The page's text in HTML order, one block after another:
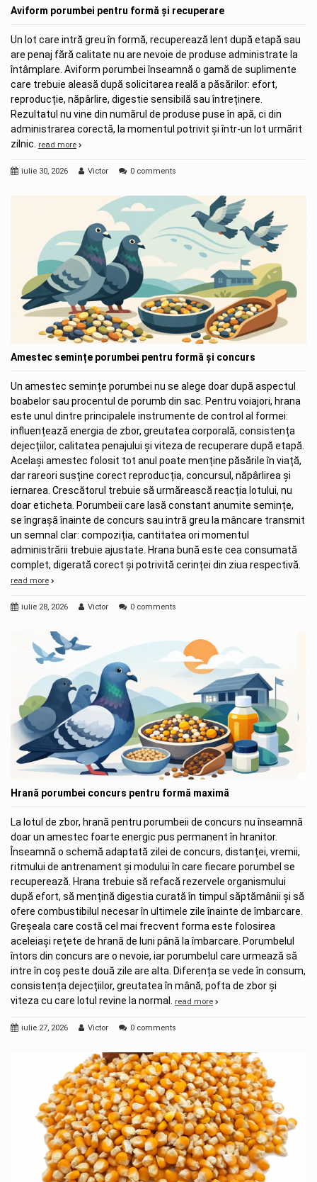
Aviform porumbei pentru formă și recuperare
Un lot care intră greu în formă, recuperează lent după etapă sau
are penaj fără calitate nu are nevoie de produse administrate la
întâmplare. Aviform porumbei înseamnă o gamă de suplimente
care trebuie aleasă după solicitarea reală a păsărilor: efort,
reproducție, năpârlire, digestie sensibilă sau întreținere.
Rezultatul nu vine din numărul de produse puse în apă, ci din
administrarea corectă, la momentul potrivit și într-un lot urmărit
zilnic.
read more
iulie 30, 2026 Victor 0 comments
Amestec semințe porumbei pentru formă și concurs
Un amestec semințe porumbei nu se alege doar după aspectul
boabelor sau procentul de porumb din sac. Pentru voiajori, hrana
este unul dintre principalele instrumente de control al formei:
influențează energia de zbor, greutatea corporală, consistența
dejecțiilor, calitatea penajului și viteza de recuperare după etapă.
Același amestec folosit tot anul poate menține păsările în viață,
dar rareori susține corect reproducția, concursul, năpârlirea și
iernarea. Crescătorul trebuie să urmărească reacția lotului, nu
doar eticheta. Porumbeii care lasă constant anumite semințe,
se îngrașă înainte de concurs sau intră greu la mâncare transmit
un semnal clar: compoziția, cantitatea ori momentul
administrării trebuie ajustate. Hrana bună este cea consumată
complet, digerată corect și potrivită cerinței din ziua respectivă.
read more
iulie 28, 2026 Victor 0 comments
Hrană porumbei concurs pentru formă maximă
La lotul de zbor, hrană pentru porumbeii de concurs nu înseamnă
doar un amestec foarte energic pus permanent în hranitor.
Înseamnă o schemă adaptată zilei de concurs, distanței, vremii,
ritmului de antrenament și modului în care fiecare porumbel se
recuperează. Hrana trebuie să refacă rezervele organismului
după efort, să mențină digestia curată în timpul săptămânii și să
ofere combustibilul necesar în ultimele zile înainte de îmbarcare.
Greșeala care costă cel mai frecvent forma este folosirea
aceleiași rețete de hrană de luni până la îmbarcare. Porumbelul
întors din concurs are o nevoie, iar porumbelul care urmează să
intre în coș peste două zile are alta. Diferența se vede în consum,
consistența dejecțiilor, greutatea în mână, pofta de zbor și
viteza cu care lotul revine la normal. read more
iulie 27, 2026 Victor 0 comments